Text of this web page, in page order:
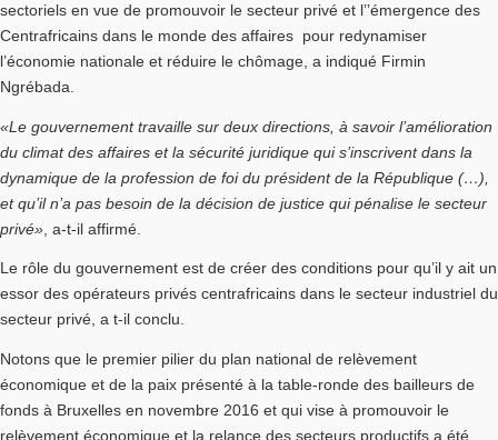
sectoriels en vue de promouvoir le secteur privé et l’’émergence des
Centrafricains dans le monde des affaires pour redynamiser
l’économie nationale et réduire le chômage, a indiqué Firmin
Ngrébada.
«Le gouvernement travaille sur deux directions, à savoir l’amélioration
du climat des affaires et la sécurité juridique qui s’inscrivent dans la
dynamique de la profession de foi du président de la République (…),
et qu’il n’a pas besoin de la décision de justice qui pénalise le secteur
privé» , a-t-il affirmé.
Le rôle du gouvernement est de créer des conditions pour qu’il y ait un
essor des opérateurs privés centrafricains dans le secteur industriel du
secteur privé, a t-il conclu.
Notons que le premier pilier du plan national de relèvement
économique et de la paix présenté à la table-ronde des bailleurs de
fonds à Bruxelles en novembre 2016 et qui vise à promouvoir le
relèvement économique et la relance des secteurs productifs a été